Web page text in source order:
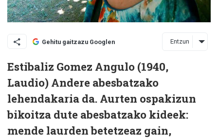
Gehitu gaitzazu Googlen Entzun
Estibaliz Gomez Angulo (1940,
Laudio) Andere abesbatzako
lehendakaria da. Aurten ospakizun
bikoitza dute abesbatzako kideek:
mende laurden betetzeaz gain,